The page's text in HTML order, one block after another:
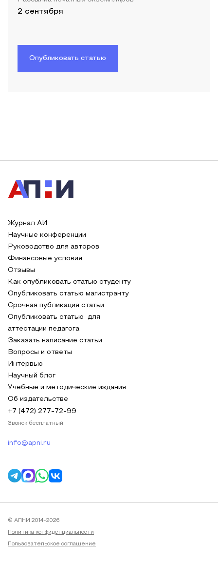
2 сентября
Опубликовать статью
Журнал АИ
Научные конференции
Руководство для авторов
Финансовые условия
Отзывы
Как опубликовать статью студенту
Опубликовать статью магистранту
Срочная публикация статьи
Опубликовать статью для
аттестации педагога
Заказать написание статьи
Вопросы и ответы
Интервью
Научный блог
Учебные и методические издания
Об издательстве
+7 (472) 277-72-99
Звонок бесплатный
info@apni.ru
© АПНИ 2014-2026
Политика конфиденциальности
Пользовательское соглашение